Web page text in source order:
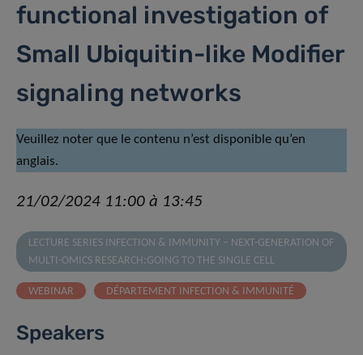
functional investigation of
Small Ubiquitin-like Modifier
signaling networks
Veuillez noter que le contenu n’est disponible qu’en
anglais.
21/02/2024 11:00 à 13:45
LECTURE SERIES INFECTION & IMMUNITY – NEXT-GENERATION OF
MULTI-OMICS RESEARCH:GOING TO THE SINGLE CELL
WEBINAR DÉPARTEMENT INFECTION & IMMUNITÉ
Speakers